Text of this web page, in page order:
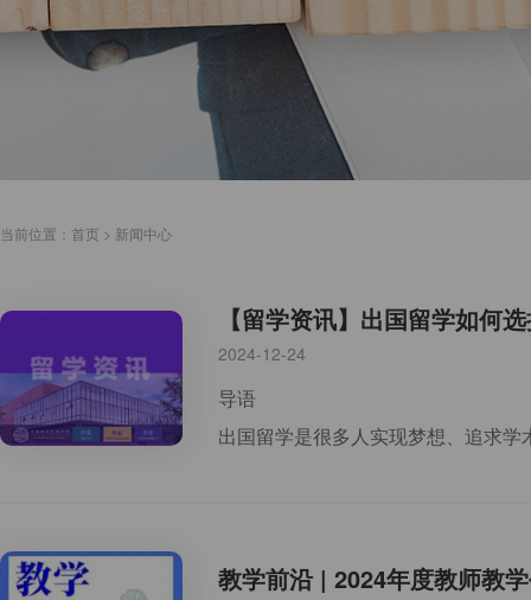
当前位置： 首页 > 新闻中心
【留学资讯】出国留学如何
2024-12-24
导语
出国留学是很多人实现梦想、追求学术和职
教学前沿 | 2024年度教师教